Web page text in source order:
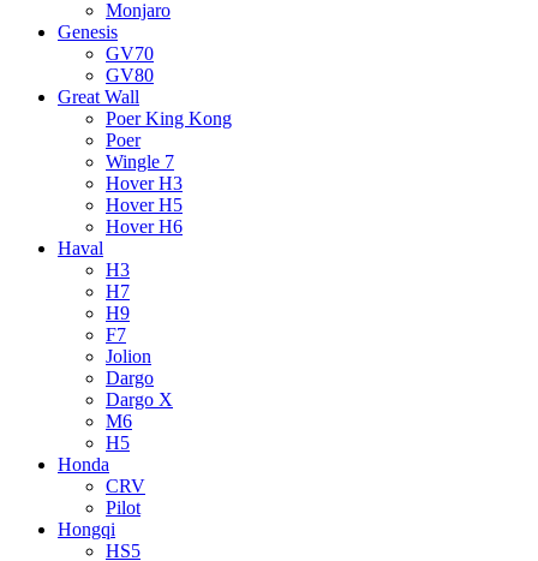
Monjaro
Genesis
GV70
GV80
Great Wall
Poer King Kong
Poer
Wingle 7
Hover H3
Hover H5
Hover H6
Haval
H3
H7
H9
F7
Jolion
Dargo
Dargo X
M6
H5
Honda
CRV
Pilot
Hongqi
HS5